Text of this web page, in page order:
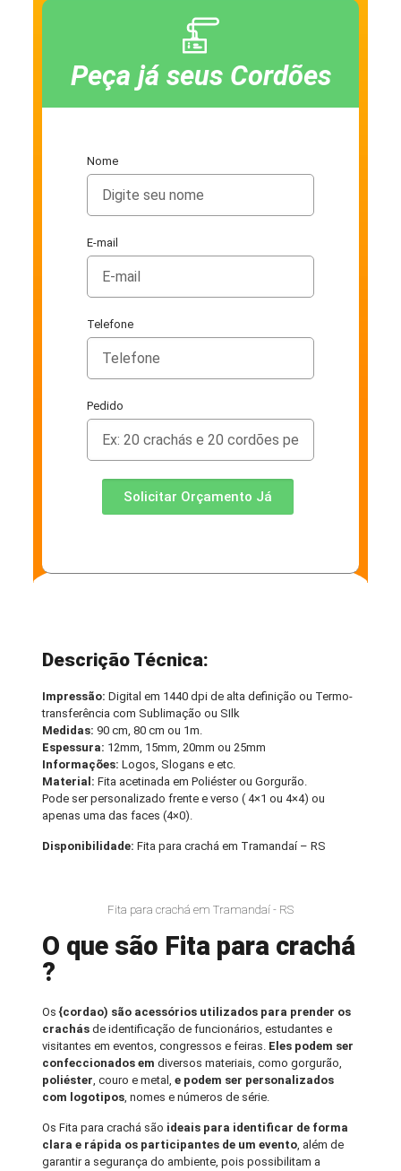
Peça já seus Cordões
Nome
E-mail
Telefone
Pedido
Solicitar Orçamento Já
Descrição Técnica:
Impressão: Digital em 1440 dpi de alta definição ou Termo-
transferência com Sublimação ou SIlk
Medidas: 90 cm, 80 cm ou 1m.
Espessura: 12mm, 15mm, 20mm ou 25mm
Informações:Logos, Slogans e etc.
Material: Fita acetinada em Poliéster ou Gorgurão.
Pode ser personalizado frente e verso ( 4×1 ou 4×4) ou
apenas uma das faces (4×0).
Disponibilidade:Fita para crachá em Tramandaí – RS
Fita para crachá em Tramandaí - RS
O que são Fita para crachá
?
Os {cordao) são acessórios utilizados para prender os
crachás de identificação de funcionários, estudantes e
visitantes em eventos, congressos e feiras. Eles podem ser
confeccionados emdiversos materiais, como gorgurão,
poliéster, couro e metal,e podem ser personalizados
com logotipos, nomes e números de série.
Os Fita para crachá são ideais para identificar de forma
clara e rápida os participantes de um evento, além de
garantir a segurança do ambiente, pois possibilitam a